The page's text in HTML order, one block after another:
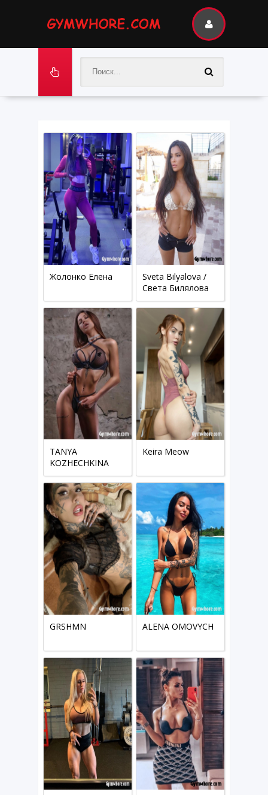
Жолонко Елена
Sveta Bilyalova /
Cвета Билялова
TANYA
KOZHECHKINA
Keira Meow
GRSHMN ALENA OMOVYCH